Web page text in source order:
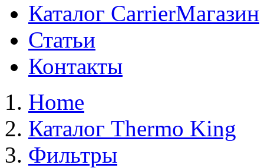
Каталог CarrierМагазин
Статьи
Контакты
Home
Каталог Thermo King
Фильтры